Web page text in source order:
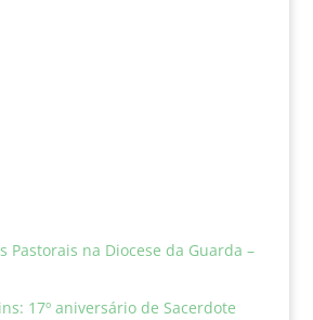
Pastorais na Diocese da Guarda –
17º aniversário de Sacerdote